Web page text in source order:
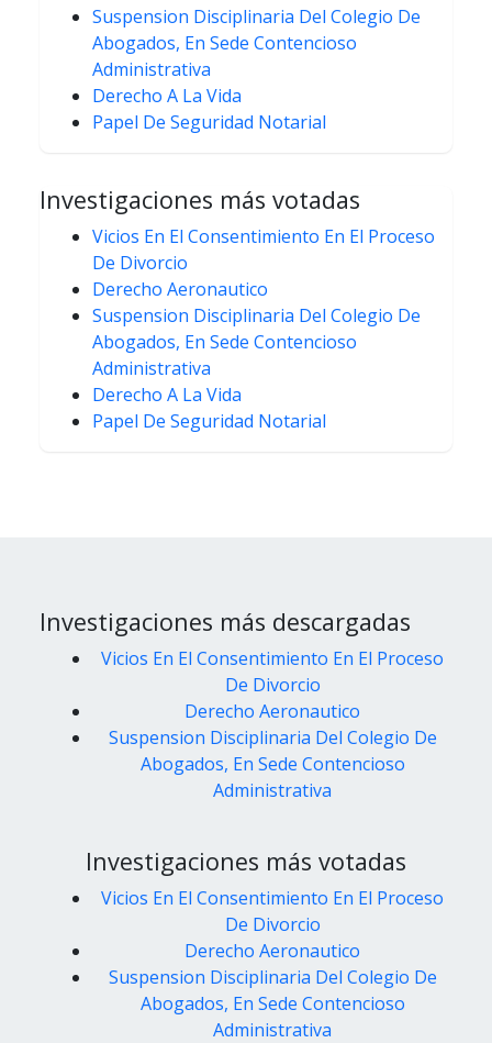
Suspension Disciplinaria Del Colegio De
Abogados, En Sede Contencioso
Administrativa
Derecho A La Vida
Papel De Seguridad Notarial
Investigaciones más votadas
Vicios En El Consentimiento En El Proceso
De Divorcio
Derecho Aeronautico
Suspension Disciplinaria Del Colegio De
Abogados, En Sede Contencioso
Administrativa
Derecho A La Vida
Papel De Seguridad Notarial
Investigaciones más descargadas
Vicios En El Consentimiento En El Proceso
De Divorcio
Derecho Aeronautico
Suspension Disciplinaria Del Colegio De
Abogados, En Sede Contencioso
Administrativa
Investigaciones más votadas
Vicios En El Consentimiento En El Proceso
De Divorcio
Derecho Aeronautico
Suspension Disciplinaria Del Colegio De
Abogados, En Sede Contencioso
Administrativa